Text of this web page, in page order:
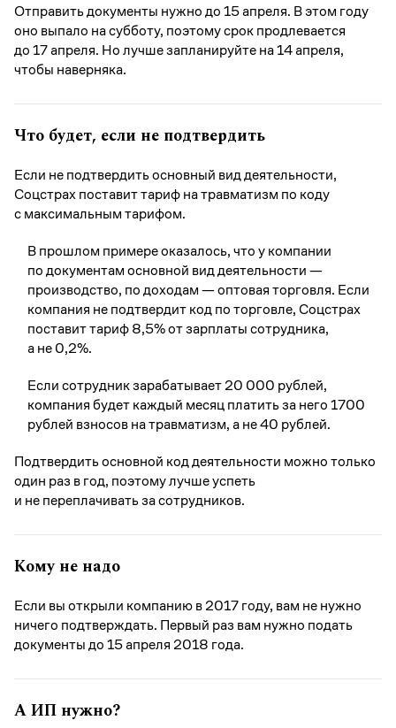
Отправить документы нужно до 15 апреля. В этом году
оно выпало на субботу, поэтому срок продлевается
до 17 апреля. Но лучше запланируйте на 14 апреля,
чтобы наверняка.
Что будет, если не подтвердить
Если не подтвердить основный вид деятельности,
Соцстрах поставит тариф на травматизм по коду
с максимальным тарифом.
В прошлом примере оказалось, что у компании
по документам основной вид деятельности —
производство, по доходам — оптовая торговля. Если
компания не подтвердит код по торговле, Соцстрах
поставит тариф 8,5% от зарплаты сотрудника,
а не 0,2%.
Если сотрудник зарабатывает 20 000 рублей,
компания будет каждый месяц платить за него 1700
рублей взносов на травматизм, а не 40 рублей.
Подтвердить основной код деятельности можно только
один раз в год, поэтому лучше успеть
и не переплачивать за сотрудников.
Кому не надо
Если вы открыли компанию в 2017 году, вам не нужно
ничего подтверждать. Первый раз вам нужно подать
документы до 15 апреля 2018 года.
А ИП нужно?